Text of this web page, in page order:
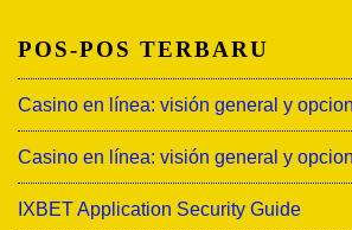
POS-POS TERBARU
Casino en línea: visión general y
Casino en línea: visión general y
IXBET Application Security Guide